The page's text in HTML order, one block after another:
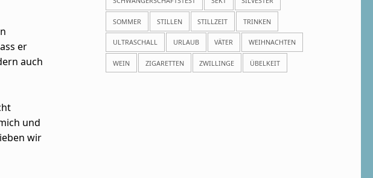
er
auch
und
wir
SOMMER STILLEN STILLZEIT TRINKEN
ULTRASCHALL URLAUB VÄTER WEIHNACHTEN
WEIN ZIGARETTEN ZWILLINGE ÜBELKEIT